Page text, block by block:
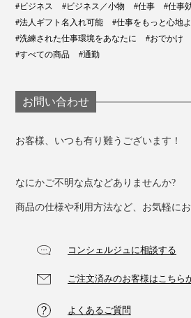
ャケットにも、カジュアルなカッ
合います。
ストラップには、万が一、何かに
れたりした時に分割して外れる、
き。
『Orbitkey IDカードホルダー・プ
#ビジネス #ビジネス／小物 #仕事
#仕事
#法人ギフト名入れ可能
#仕事をもっと心地よ
#洗練された仕事環境をあなたに
#おでかけ
#すべての商品
#通勤
お問い合わせ
お客様、いつも有り難うございます！
なにかご不明な点などありませんか?
商品の仕様や利用方法など、お気軽にお
コンシェルジュに相談する
ご注文済みのお客様はこちら
よくあるご質問